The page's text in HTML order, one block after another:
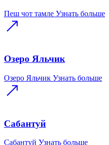
Пеш чот тамле Узнать больше
Озеро Яльчик
Озеро Яльчик Узнать больше
Сабантуй
Сабантуй Узнать больше